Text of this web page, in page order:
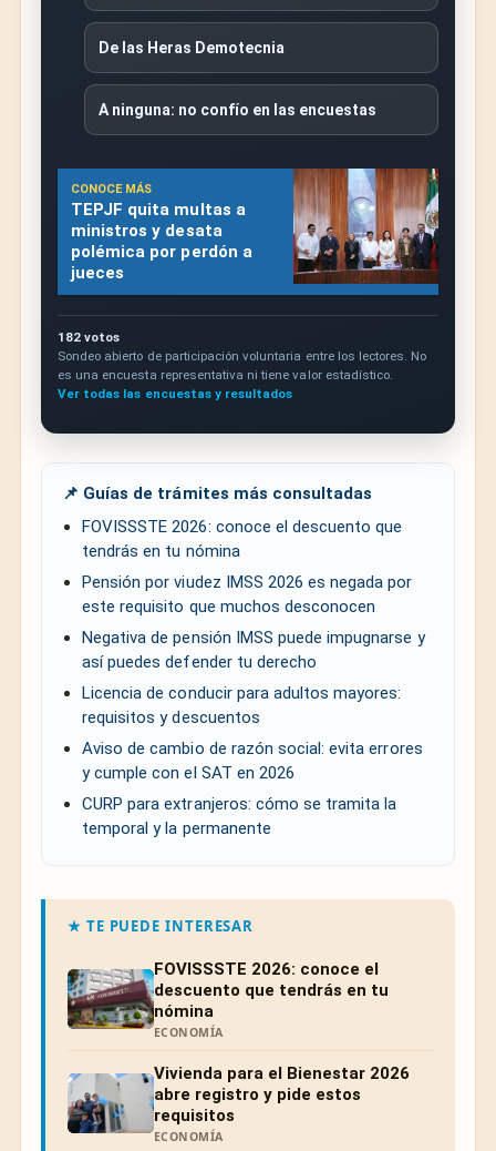
De las Heras Demotecnia
A ninguna: no confío en las encuestas
CONOCE MÁS
TEPJF quita multas a
ministros y desata
polémica por perdón a
jueces
182 votos
Sondeo abierto de participación voluntaria entre los lectores. No
es una encuesta representativa ni tiene valor estadístico.
Ver todas las encuestas y resultados
📌 Guías de trámites más consultadas
FOVISSSTE 2026: conoce el descuento que
tendrás en tu nómina
Pensión por viudez IMSS 2026 es negada por
este requisito que muchos desconocen
Negativa de pensión IMSS puede impugnarse y
así puedes defender tu derecho
Licencia de conducir para adultos mayores:
requisitos y descuentos
Aviso de cambio de razón social: evita errores
y cumple con el SAT en 2026
CURP para extranjeros: cómo se tramita la
temporal y la permanente
★ TE PUEDE INTERESAR
FOVISSSTE 2026: conoce el
descuento que tendrás en tu
nómina
ECONOMÍA
Vivienda para el Bienestar 2026
abre registro y pide estos
requisitos
ECONOMÍA